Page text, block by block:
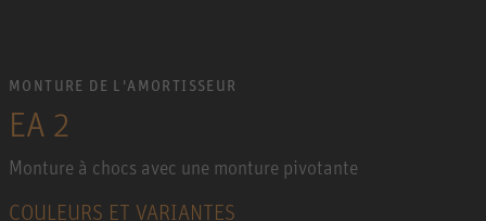
MONTURE DE L'AMORTISSEUR
EA 2
Monture à chocs avec une monture pivotante
COULEURS ET VARIANTES